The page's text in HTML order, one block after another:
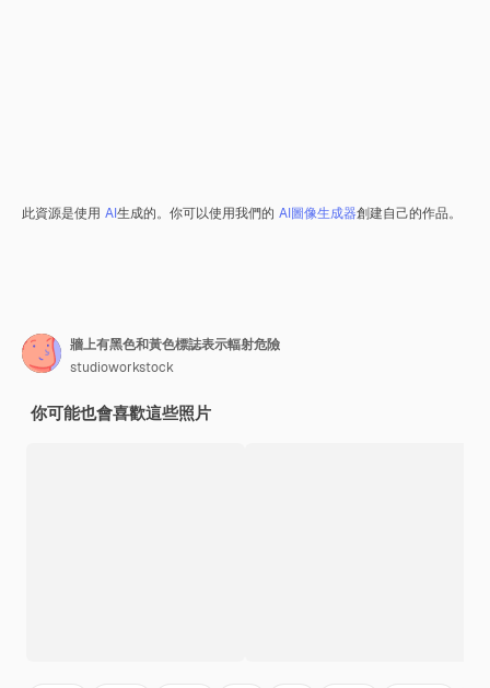
此資源是使用 AI生成的。你可以使用我們的 AI圖像生成器創建自己的作品。
牆上有黑色和黃色標誌表示輻射危險
studioworkstock
你可能也會喜歡這些照片